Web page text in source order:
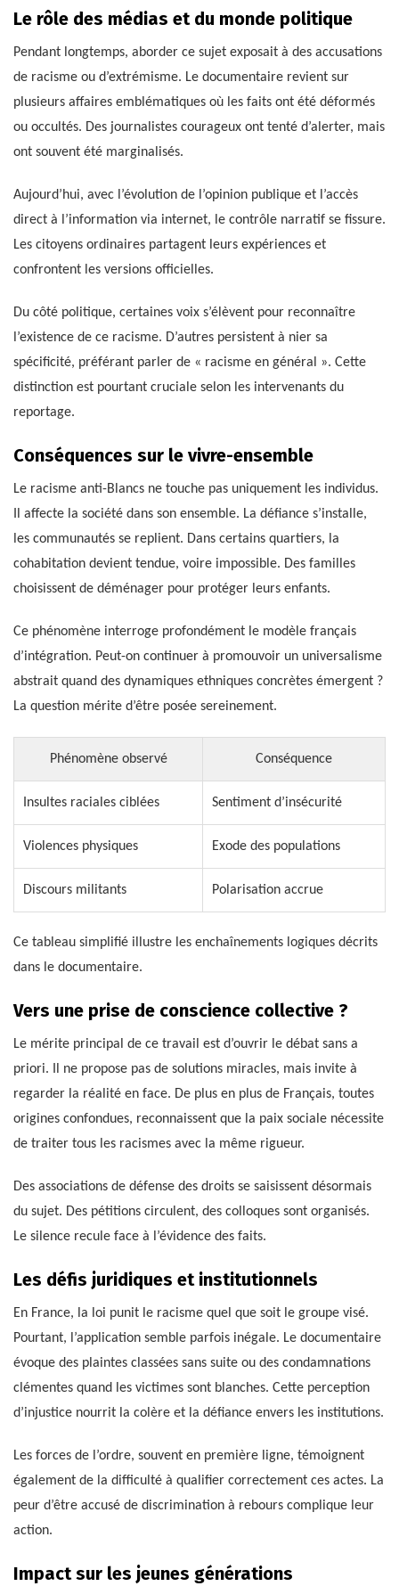
Le rôle des médias et du monde politique
Pendant longtemps, aborder ce sujet exposait à des accusations
de racisme ou d’extrémisme. Le documentaire revient sur
plusieurs affaires emblématiques où les faits ont été déformés
ou occultés. Des journalistes courageux ont tenté d’alerter, mais
ont souvent été marginalisés.
Aujourd’hui, avec l’évolution de l’opinion publique et l’accès
direct à l’information via internet, le contrôle narratif se fissure.
Les citoyens ordinaires partagent leurs expériences et
confrontent les versions officielles.
Du côté politique, certaines voix s’élèvent pour reconnaître
l’existence de ce racisme. D’autres persistent à nier sa
spécificité, préférant parler de « racisme en général ». Cette
distinction est pourtant cruciale selon les intervenants du
reportage.
Conséquences sur le vivre-ensemble
Le racisme anti-Blancs ne touche pas uniquement les individus.
Il affecte la société dans son ensemble. La défiance s’installe,
les communautés se replient. Dans certains quartiers, la
cohabitation devient tendue, voire impossible. Des familles
choisissent de déménager pour protéger leurs enfants.
Ce phénomène interroge profondément le modèle français
d’intégration. Peut-on continuer à promouvoir un universalisme
abstrait quand des dynamiques ethniques concrètes émergent ?
La question mérite d’être posée sereinement.
Phénomène observé Conséquence
Insultes raciales ciblées Sentiment d’insécurité
Violences physiques Exode des populations
Discours militants Polarisation accrue
Ce tableau simplifié illustre les enchaînements logiques décrits
dans le documentaire.
Vers une prise de conscience collective ?
Le mérite principal de ce travail est d’ouvrir le débat sans a
priori. Il ne propose pas de solutions miracles, mais invite à
regarder la réalité en face. De plus en plus de Français, toutes
origines confondues, reconnaissent que la paix sociale nécessite
de traiter tous les racismes avec la même rigueur.
Des associations de défense des droits se saisissent désormais
du sujet. Des pétitions circulent, des colloques sont organisés.
Le silence recule face à l’évidence des faits.
Les défis juridiques et institutionnels
En France, la loi punit le racisme quel que soit le groupe visé.
Pourtant, l’application semble parfois inégale. Le documentaire
évoque des plaintes classées sans suite ou des condamnations
clémentes quand les victimes sont blanches. Cette perception
d’injustice nourrit la colère et la défiance envers les institutions.
Les forces de l’ordre, souvent en première ligne, témoignent
également de la difficulté à qualifier correctement ces actes. La
peur d’être accusé de discrimination à rebours complique leur
action.
Impact sur les jeunes générations